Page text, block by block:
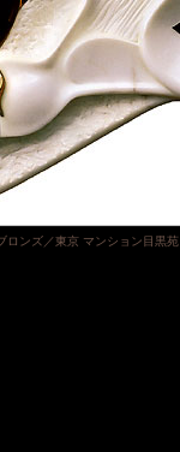
ロンズ／東京 マンション目黒苑